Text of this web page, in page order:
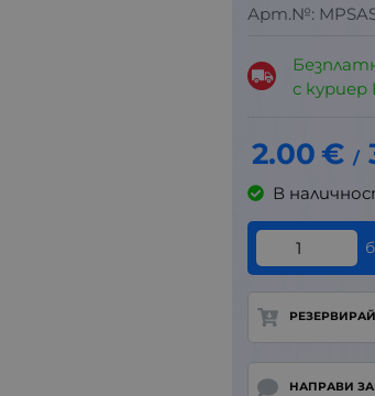
Арт.№:
с куриер
2.00€ /
В
РЕЗЕРВИРАЙ
НАПРАВИ